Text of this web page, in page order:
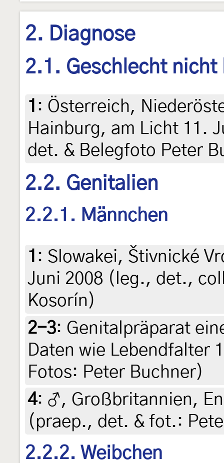
2. Diagnose
2.1. Geschlecht nicht
1 : Österreich,
Hainburg, am Licht 11.
det. & Belegfoto Peter
2.2. Genitalien
2.2.1. Männchen
1 : Slowakei, Štivnické
Juni 2008 (leg., det.,
Kosorín)
2-3: Genitalpräparat
Daten wie
Fotos: Peter Buchner)
4: ♂, Großbritannien,
(praep., det. & fot.:
2.2.2. Weibchen